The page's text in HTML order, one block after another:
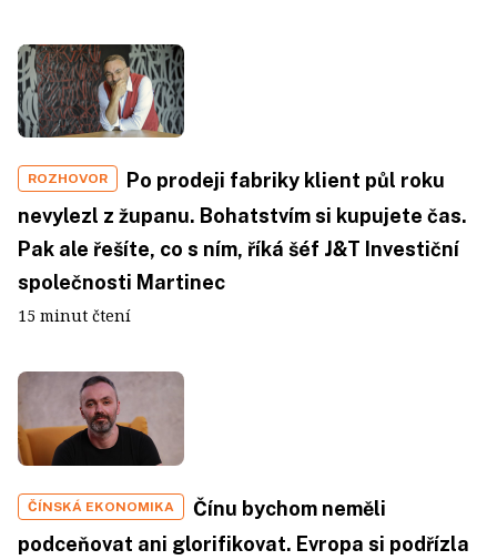
ROZHOVOR
Po prodeji fabriky klient půl roku
nevylezl z županu. Bohatstvím si kupujete čas.
Pak ale řešíte, co s ním, říká šéf J&T Investiční
společnosti Martinec
15 minut čtení
ČÍNSKÁ EKONOMIKA
Čínu bychom neměli
podceňovat ani glorifikovat. Evropa si podřízla